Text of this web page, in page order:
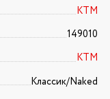
KTM
149010
KTM
Классик/Naked